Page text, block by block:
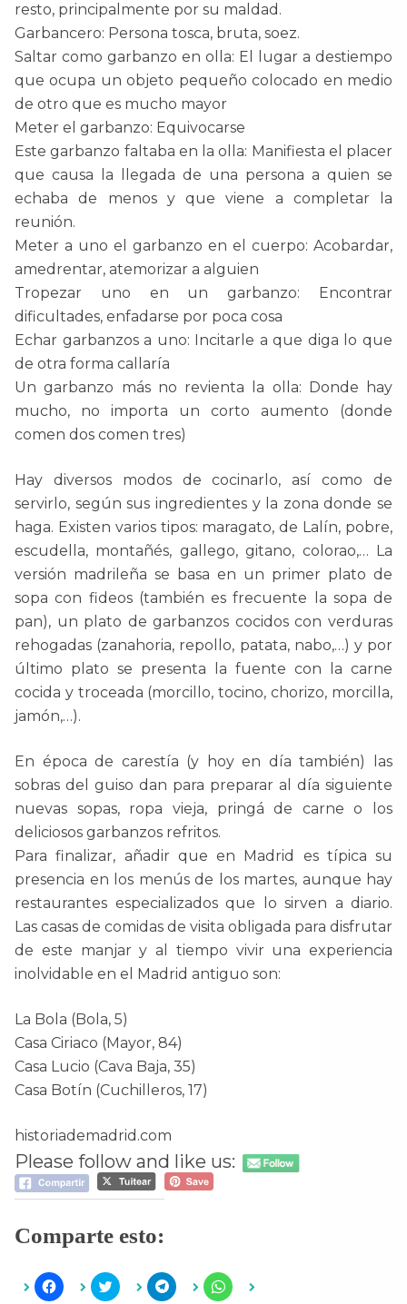
resto, principalmente por su maldad.
Garbancero: Persona tosca, bruta, soez.
Saltar como garbanzo en olla: El lugar a destiempo
que ocupa un objeto pequeño colocado en medio
de otro que es mucho mayor
Meter el garbanzo: Equivocarse
Este garbanzo faltaba en la olla: Manifiesta el placer
que causa la llegada de una persona a quien se
echaba de menos y que viene a completar la
reunión.
Meter a uno el garbanzo en el cuerpo: Acobardar,
amedrentar, atemorizar a alguien
Tropezar uno en un garbanzo: Encontrar
dificultades, enfadarse por poca cosa
Echar garbanzos a uno: Incitarle a que diga lo que
de otra forma callaría
Un garbanzo más no revienta la olla: Donde hay
mucho, no importa un corto aumento (donde
comen dos comen tres)
Hay diversos modos de cocinarlo, así como de
servirlo, según sus ingredientes y la zona donde se
haga. Existen varios tipos: maragato, de Lalín, pobre,
escudella, montañés, gallego, gitano, colorao,… La
versión madrileña se basa en un primer plato de
sopa con fideos (también es frecuente la sopa de
pan), un plato de garbanzos cocidos con verduras
rehogadas (zanahoria, repollo, patata, nabo,…) y por
último plato se presenta la fuente con la carne
cocida y troceada (morcillo, tocino, chorizo, morcilla,
jamón,…).
En época de carestía (y hoy en día también) las
sobras del guiso dan para preparar al día siguiente
nuevas sopas, ropa vieja, pringá de carne o los
deliciosos garbanzos refritos.
Para finalizar, añadir que en Madrid es típica su
presencia en los menús de los martes, aunque hay
restaurantes especializados que lo sirven a diario.
Las casas de comidas de visita obligada para disfrutar
de este manjar y al tiempo vivir una experiencia
inolvidable en el Madrid antiguo son:
La Bola (Bola, 5)
Casa Ciriaco (Mayor, 84)
Casa Lucio (Cava Baja, 35)
Casa Botín (Cuchilleros, 17)
historiademadrid.com
Please follow and like us:
Comparte esto:
H
a
H
a
H
a
H
a